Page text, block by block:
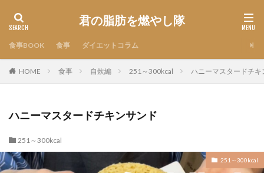
君の脂肪を燃やし隊
食事BOOK 食事 ダイエットコラム
HOME 食事 自炊編 251～300kcal ハニーマスタードチキ
ハニーマスタードチキンサンド
251～300kcal
251～300kcal